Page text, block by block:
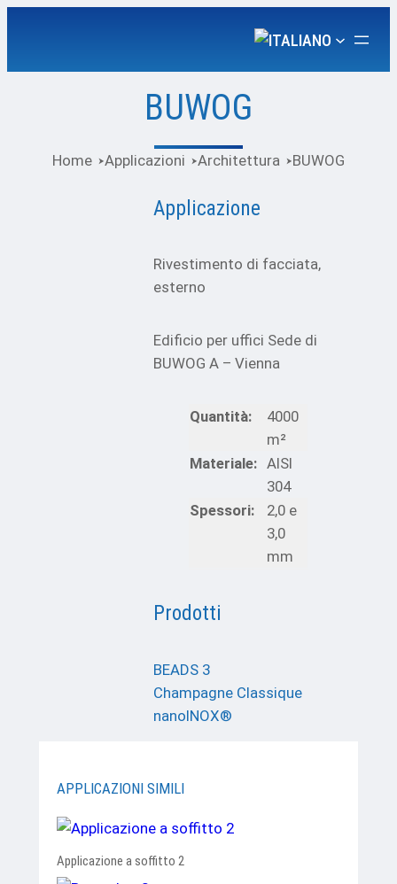
BUWOG
Home Applicazioni Architettura BUWOG
Applicazione
Rivestimento di facciata,
esterno
Edificio per uffici Sede di
BUWOG A – Vienna
Quantità:
4000
m²
Materiale: AISI
304
Spessori:
2,0 e
3,0
mm
Prodotti
BEADS 3
Champagne Classique
nanoINOX®
APPLICAZIONI SIMILI
Applicazione a soffitto 2